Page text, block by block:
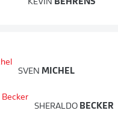
KEVIN BEHRENS
SVEN MICHEL
SHERALDO BECKER